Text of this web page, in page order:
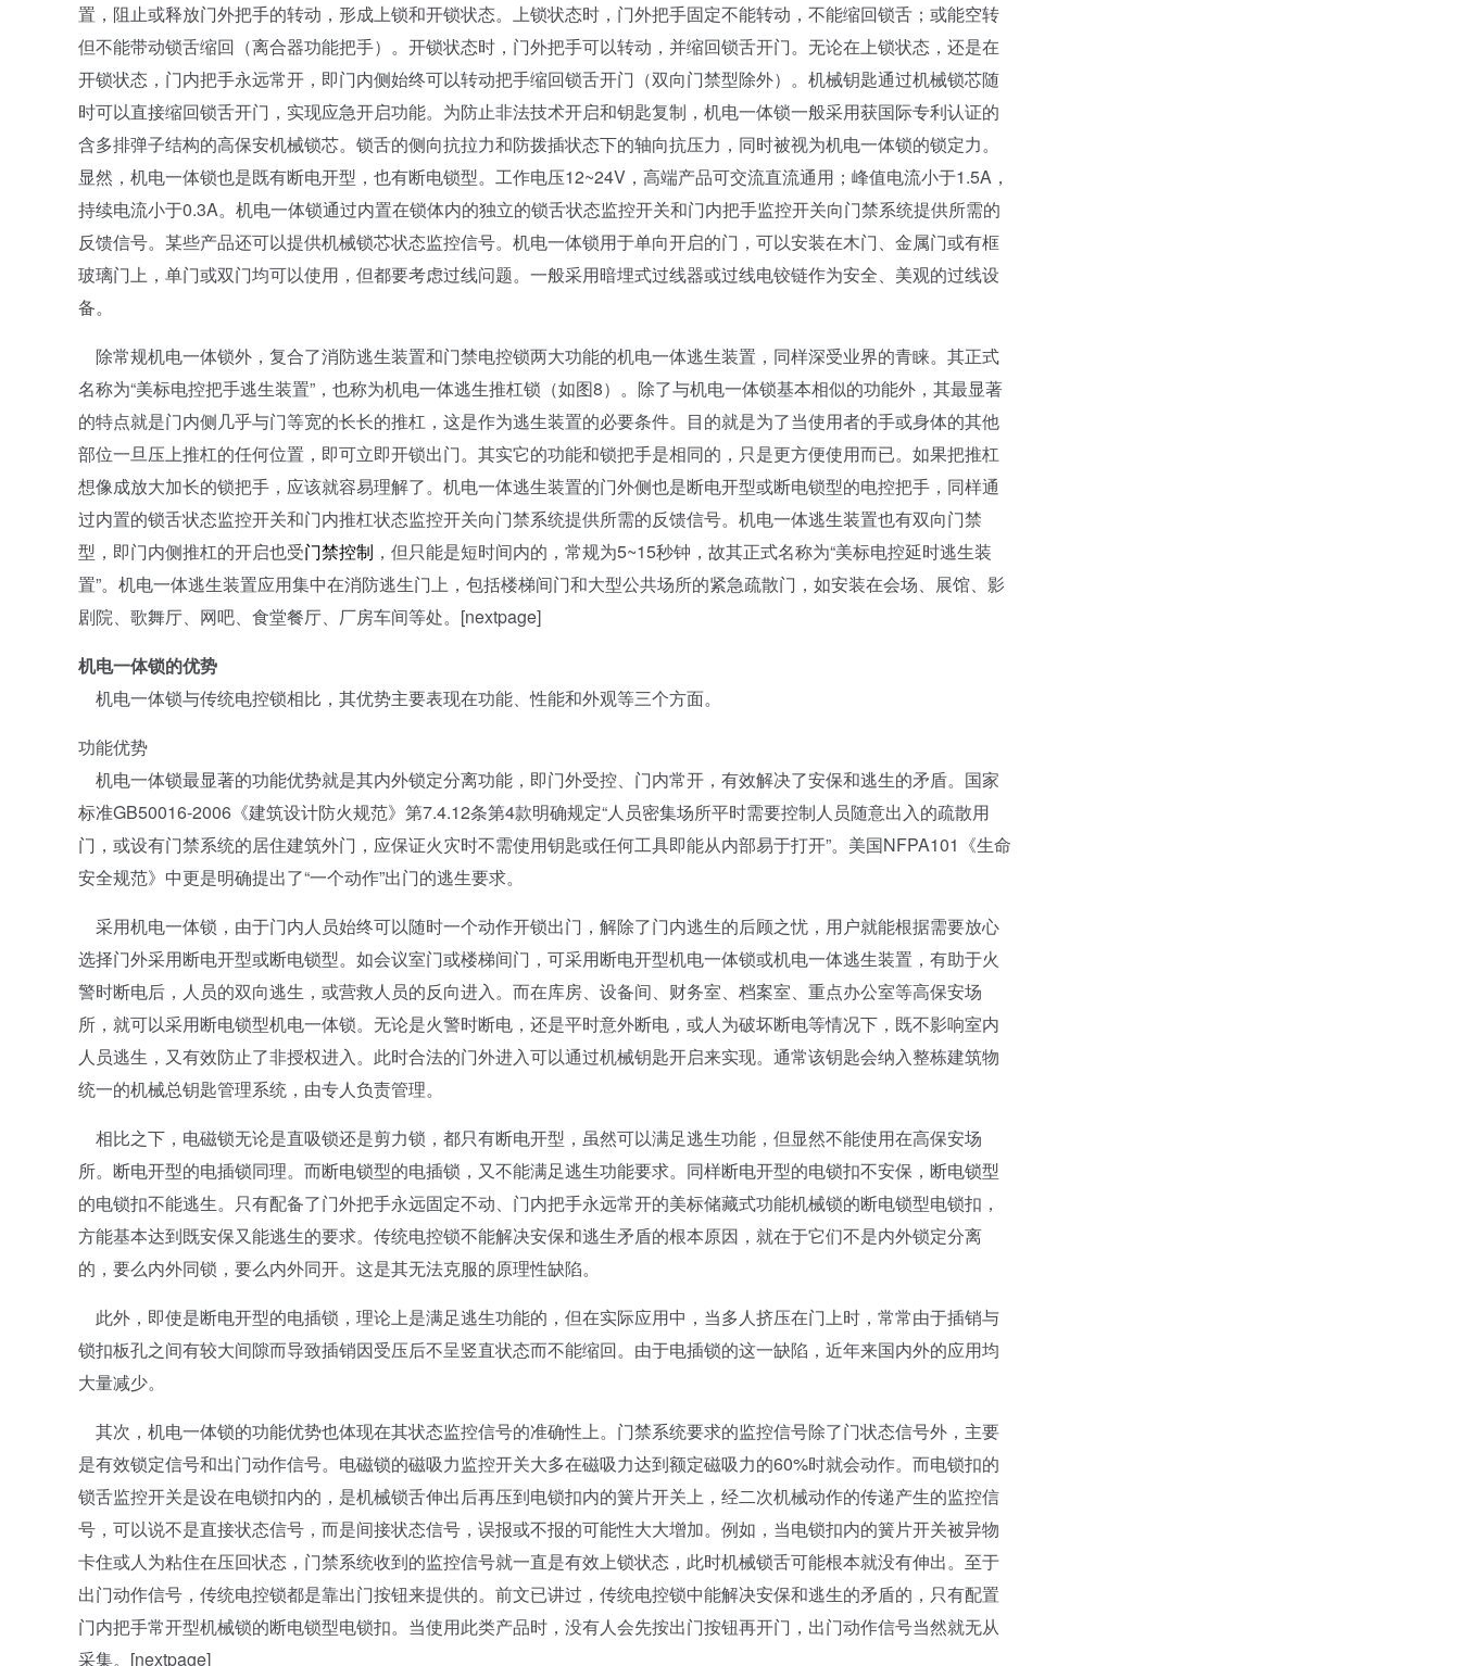
置，阻止或释放门外把手的转动，形成上锁和开锁状态。上锁状态时，门外把手固定不能转动，不能缩回锁舌；或能空转
但不能带动锁舌缩回（离合器功能把手）。开锁状态时，门外把手可以转动，并缩回锁舌开门。无论在上锁状态，还是在
开锁状态，门内把手永远常开，即门内侧始终可以转动把手缩回锁舌开门（双向门禁型除外）。机械钥匙通过机械锁芯随
时可以直接缩回锁舌开门，实现应急开启功能。为防止非法技术开启和钥匙复制，机电一体锁一般采用获国际专利认证的
含多排弹子结构的高保安机械锁芯。锁舌的侧向抗拉力和防拨插状态下的轴向抗压力，同时被视为机电一体锁的锁定力。
显然，机电一体锁也是既有断电开型，也有断电锁型。工作电压12~24V，高端产品可交流直流通用；峰值电流小于1.5A，
持续电流小于0.3A。机电一体锁通过内置在锁体内的独立的锁舌状态监控开关和门内把手监控开关向门禁系统提供所需的
反馈信号。某些产品还可以提供机械锁芯状态监控信号。机电一体锁用于单向开启的门，可以安装在木门、金属门或有框
玻璃门上，单门或双门均可以使用，但都要考虑过线问题。一般采用暗埋式过线器或过线电铰链作为安全、美观的过线设
备。
除常规机电一体锁外，复合了消防逃生装置和门禁电控锁两大功能的机电一体逃生装置，同样深受业界的青睐。其正式
名称为“美标电控把手逃生装置”，也称为机电一体逃生推杠锁（如图8）。除了与机电一体锁基本相似的功能外，其最显著
的特点就是门内侧几乎与门等宽的长长的推杠，这是作为逃生装置的必要条件。目的就是为了当使用者的手或身体的其他
部位一旦压上推杠的任何位置，即可立即开锁出门。其实它的功能和锁把手是相同的，只是更方便使用而已。如果把推杠
想像成放大加长的锁把手，应该就容易理解了。机电一体逃生装置的门外侧也是断电开型或断电锁型的电控把手，同样通
过内置的锁舌状态监控开关和门内推杠状态监控开关向门禁系统提供所需的反馈信号。机电一体逃生装置也有双向门禁
型，即门内侧推杠的开启也受门禁控制 ，但只能是短时间内的，常规为5~15秒钟，故其正式名称为“美标电控延时逃生装
置”。机电一体逃生装置应用集中在消防逃生门上，包括楼梯间门和大型公共场所的紧急疏散门，如安装在会场、展馆、影
剧院、歌舞厅、网吧、食堂餐厅、厂房车间等处。[nextpage]
机电一体锁的优势
机电一体锁与传统电控锁相比，其优势主要表现在功能、性能和外观等三个方面。
功能优势
机电一体锁最显著的功能优势就是其内外锁定分离功能，即门外受控、门内常开，有效解决了安保和逃生的矛盾。国家
标准GB50016-2006《建筑设计防火规范》第7.4.12条第4款明确规定“人员密集场所平时需要控制人员随意出入的疏散用
门，或设有门禁系统的居住建筑外门，应保证火灾时不需使用钥匙或任何工具即能从内部易于打开”。美国NFPA101《生命
安全规范》中更是明确提出了“一个动作”出门的逃生要求。
采用机电一体锁，由于门内人员始终可以随时一个动作开锁出门，解除了门内逃生的后顾之忧，用户就能根据需要放心
选择门外采用断电开型或断电锁型。如会议室门或楼梯间门，可采用断电开型机电一体锁或机电一体逃生装置，有助于火
警时断电后，人员的双向逃生，或营救人员的反向进入。而在库房、设备间、财务室、档案室、重点办公室等高保安场
所，就可以采用断电锁型机电一体锁。无论是火警时断电，还是平时意外断电，或人为破坏断电等情况下，既不影响室内
人员逃生，又有效防止了非授权进入。此时合法的门外进入可以通过机械钥匙开启来实现。通常该钥匙会纳入整栋建筑物
统一的机械总钥匙管理系统，由专人负责管理。
相比之下，电磁锁无论是直吸锁还是剪力锁，都只有断电开型，虽然可以满足逃生功能，但显然不能使用在高保安场
所。断电开型的电插锁同理。而断电锁型的电插锁，又不能满足逃生功能要求。同样断电开型的电锁扣不安保，断电锁型
的电锁扣不能逃生。只有配备了门外把手永远固定不动、门内把手永远常开的美标储藏式功能机械锁的断电锁型电锁扣，
方能基本达到既安保又能逃生的要求。传统电控锁不能解决安保和逃生矛盾的根本原因，就在于它们不是内外锁定分离
的，要么内外同锁，要么内外同开。这是其无法克服的原理性缺陷。
此外，即使是断电开型的电插锁，理论上是满足逃生功能的，但在实际应用中，当多人挤压在门上时，常常由于插销与
锁扣板孔之间有较大间隙而导致插销因受压后不呈竖直状态而不能缩回。由于电插锁的这一缺陷，近年来国内外的应用均
大量减少。
其次，机电一体锁的功能优势也体现在其状态监控信号的准确性上。门禁系统要求的监控信号除了门状态信号外，主要
是有效锁定信号和出门动作信号。电磁锁的磁吸力监控开关大多在磁吸力达到额定磁吸力的60%时就会动作。而电锁扣的
锁舌监控开关是设在电锁扣内的，是机械锁舌伸出后再压到电锁扣内的簧片开关上，经二次机械动作的传递产生的监控信
号，可以说不是直接状态信号，而是间接状态信号，误报或不报的可能性大大增加。例如，当电锁扣内的簧片开关被异物
卡住或人为粘住在压回状态，门禁系统收到的监控信号就一直是有效上锁状态，此时机械锁舌可能根本就没有伸出。至于
出门动作信号，传统电控锁都是靠出门按钮来提供的。前文已讲过，传统电控锁中能解决安保和逃生的矛盾的，只有配置
门内把手常开型机械锁的断电锁型电锁扣。当使用此类产品时，没有人会先按出门按钮再开门，出门动作信号当然就无从
采集。[nextpage]